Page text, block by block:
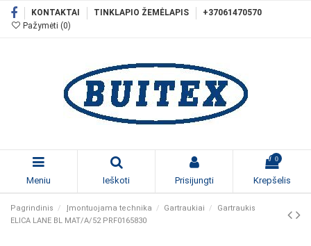
KONTAKTAI TINKLAPIO ŽEMĖLAPIS
+37061470570
Pažymėti (0)
Meniu Ieškoti Prisijungti
0
Krepšelis
Pagrindinis Įmontuojama technika Gartraukiai
Gartraukis
ELICA LANE BL MAT/A/52 PRF0165830